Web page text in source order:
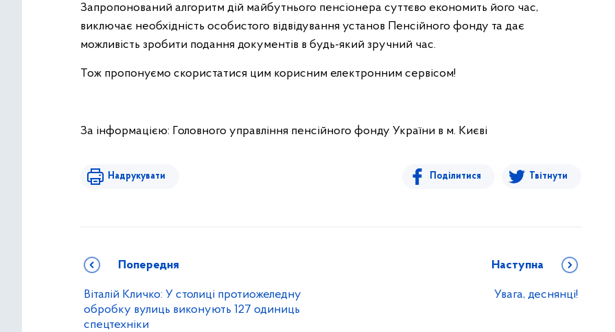
Запропонований алгоритм дій майбутнього пенсіонера суттєво економить його час,
виключає необхідність особистого відвідування установ Пенсійного фонду та дає
можливість зробити подання документів в будь-який зручний час.
Тож пропонуємо скористатися цим корисним електронним сервісом!
За інформацією: Головного управління пенсійного фонду України в м. Києві
Надрукувати Поділитися Твітнути
Попередня
Віталій Кличко: У столиці протиожеледну
обробку вулиць виконують 127 одиниць
спецтехніки
Наступна
Увага, деснянці!